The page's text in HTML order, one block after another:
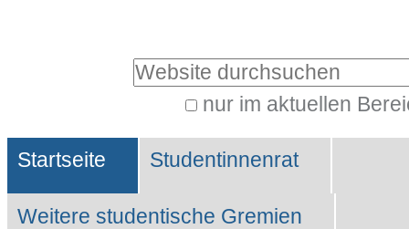
Website durchsuchen
nur im aktuellen
Suche…
Sektionen
Startseite Studentinnenrat
Weitere studentische Gremien